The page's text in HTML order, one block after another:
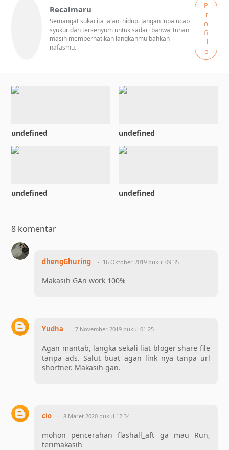
Recalmaru
Semangat sukacita jalani hidup. Jangan lupa ucap
syukur dan tersenyum untuk sadari bahwa Tuhan
masih memperhatikan langkahmu bahkan
nafasmu.
P
r
o
fi
l
e
undefined undefined
undefined undefined
8 komentar
dhengGhuring 16 Oktober 2019 pukul 09.35
Makasih GAn work 100%
Yudha 7 November 2019 pukul 01.25
Agan mantab, langka sekali liat bloger share file
tanpa ads. Salut buat agan link nya tanpa url
shortner. Makasih gan.
cio 8 Maret 2020 pukul 12.34
mohon pencerahan flashall_aft ga mau Run,
terimakasih